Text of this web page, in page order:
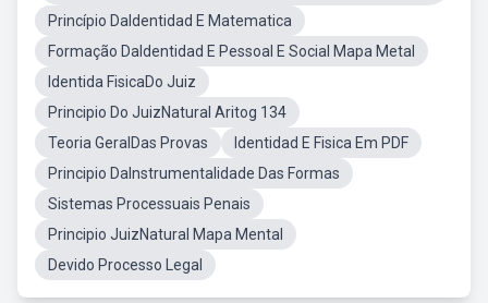
Princípio DaIdentidad E Matematica
Formação DaIdentidad E Pessoal E Social Mapa Metal
Identida FisicaDo Juiz
Principio Do JuizNatural Aritog 134
Teoria GeralDas Provas
Identidad E Fisica Em PDF
Principio DaInstrumentalidade Das Formas
Sistemas Processuais Penais
Principio JuizNatural Mapa Mental
Devido Processo Legal